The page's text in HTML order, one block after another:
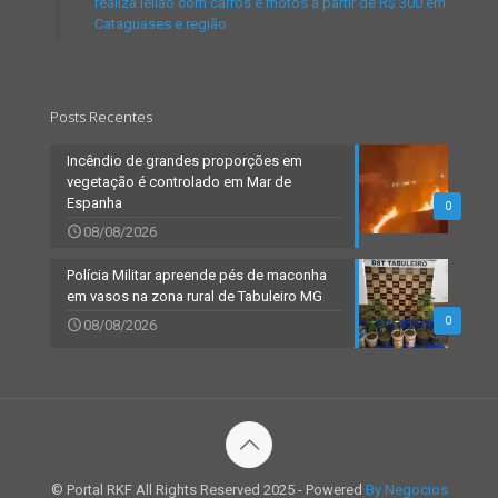
Cataguases e região.
Posts Recentes
0
Incêndio de grandes proporções em
vegetação é controlado em Mar de
Espanha
08/08/2026
0
Polícia Militar apreende pés de maconha
em vasos na zona rural de Tabuleiro MG
08/08/2026
© Portal RKF All Rights Reserved 2025 - Powered By Negocios